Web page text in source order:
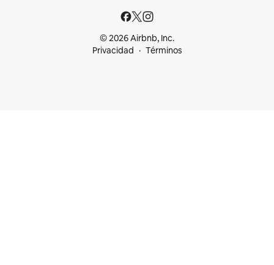
© 2026 Airbnb, Inc.
Privacidad
Términos